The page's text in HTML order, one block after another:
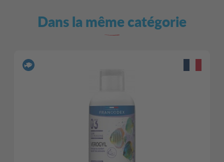
Dans la même catégorie